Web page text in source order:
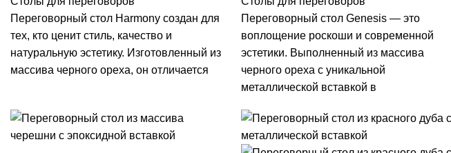
Переговорный стол Harmony создан для
тех, кто ценит стиль, качество и
натуральную эстетику. Изготовленный из
массива черного ореха, он отличается
Переговорный стол Genesis — это
воплощение роскоши и современной
эстетики. Выполненный из массива
черного ореха с уникальной
металлической вставкой в